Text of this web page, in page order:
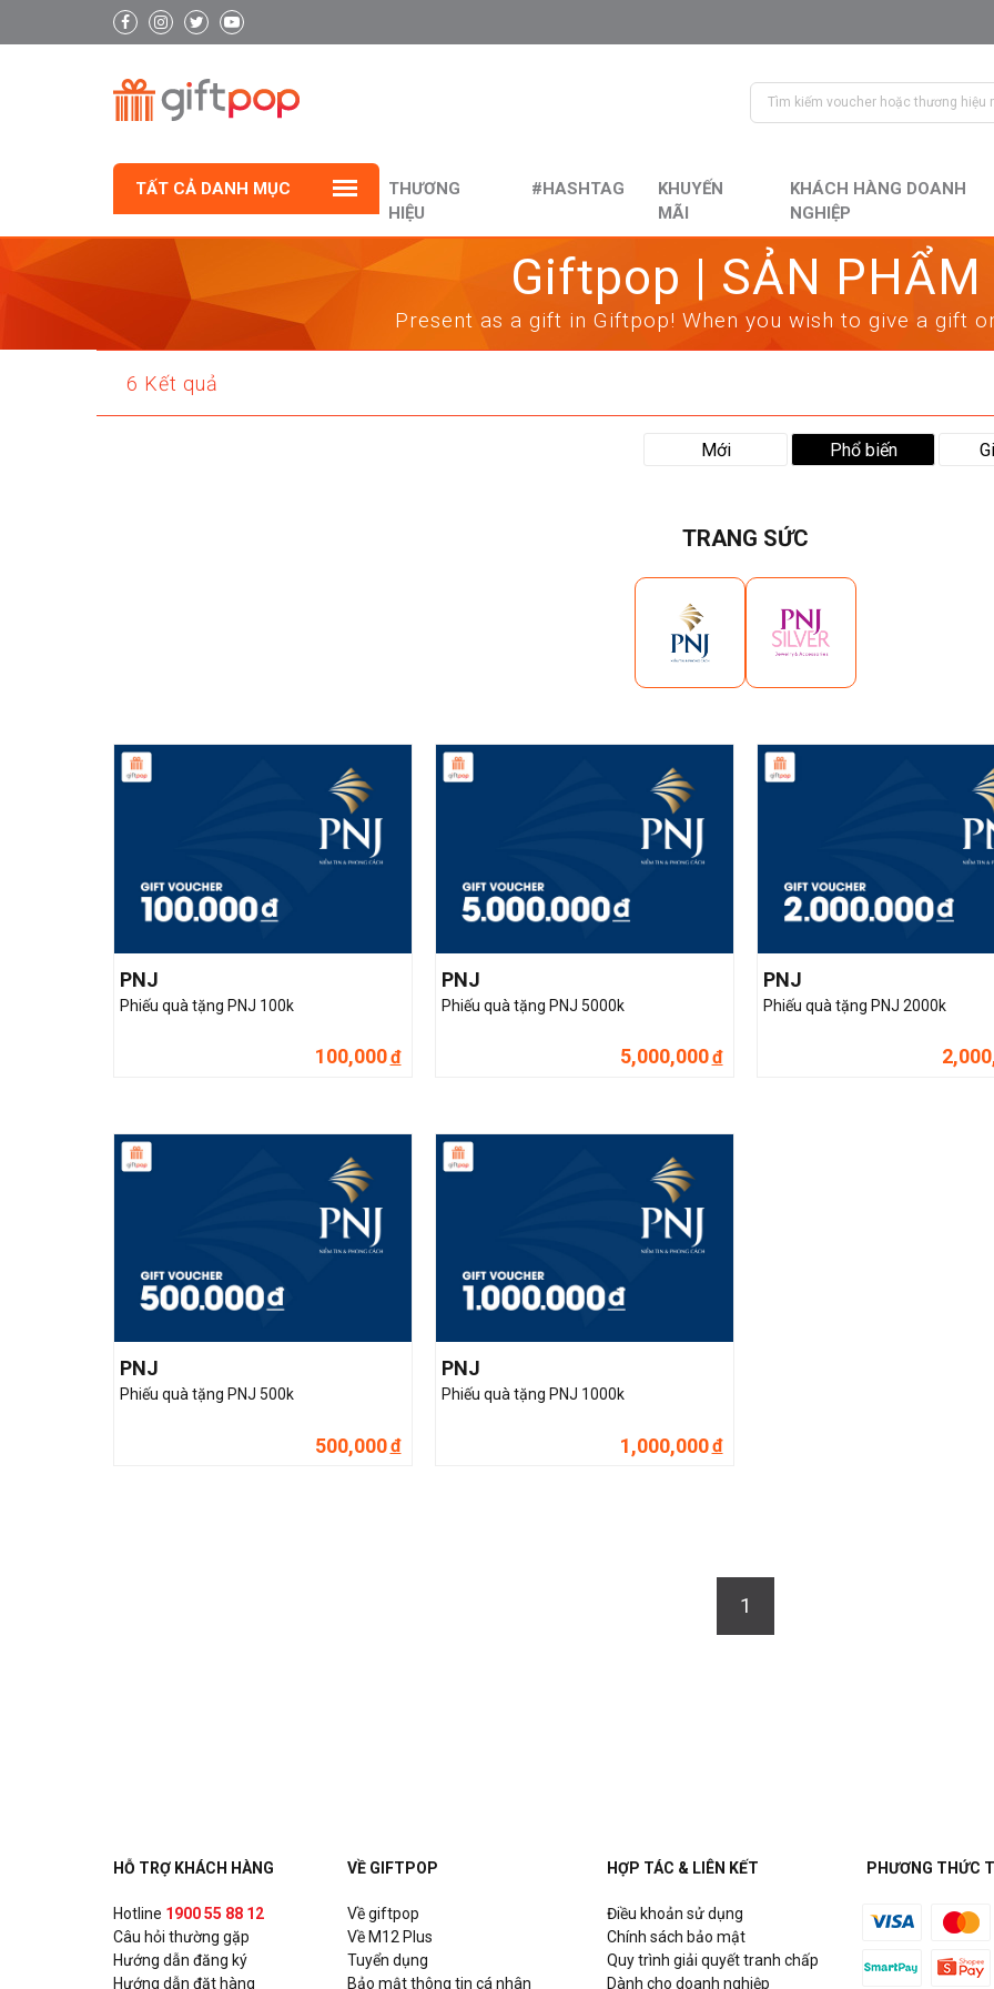
TẤT CẢ DANH MỤC
THƯƠNG
HIỆU
#HASHTAG
KHUYẾN
MÃI
KHÁCH HÀNG DOANH
NGHIỆP
Giftpop | SẢN PHẨM
Present as a gift in Giftpop! When you wish to give a gift
6 Kết quả
Mới Phổ biến
TRANG SỨC
PNJ
Phiếu quà tặng PNJ 100k
100,000đ
PNJ
Phiếu quà tặng PNJ 5000k
5,000,000đ
PNJ
Phiếu quà tặng PNJ 2000k
PNJ
Phiếu quà tặng PNJ 500k
500,000đ
PNJ
Phiếu quà tặng PNJ 1000k
1,000,000đ
1
HỖ TRỢ KHÁCH HÀNG
Hotline 1900 55 88 12
Câu hỏi thường gặp
Hướng dẫn đăng ký
Hướng dẫn đặt hàng
VỀ GIFTPOP
Về giftpop
Về M12 Plus
Tuyển dụng
Bảo mật thông tin cá nhân
HỢP TÁC & LIÊN KẾT
Điều khoản sử dụng
Chính sách bảo mật
Quy trình giải quyết tranh chấp
Dành cho doanh nghiệp
PHƯƠNG THỨC